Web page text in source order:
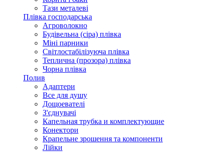
Тази металеві
Плівка господарська
Агроволокно
Будівельна (сіра) плівка
Міні парники
Світлостабілізуюча плівка
Теплична (прозора) плівка
Чорна плівка
Полив
Адаптери
Все для душу
Дощоевателі
З'єднувачі
Капельная трубка и комплектующие
Конектори
Крапельне зрошення та компоненти
Лійки